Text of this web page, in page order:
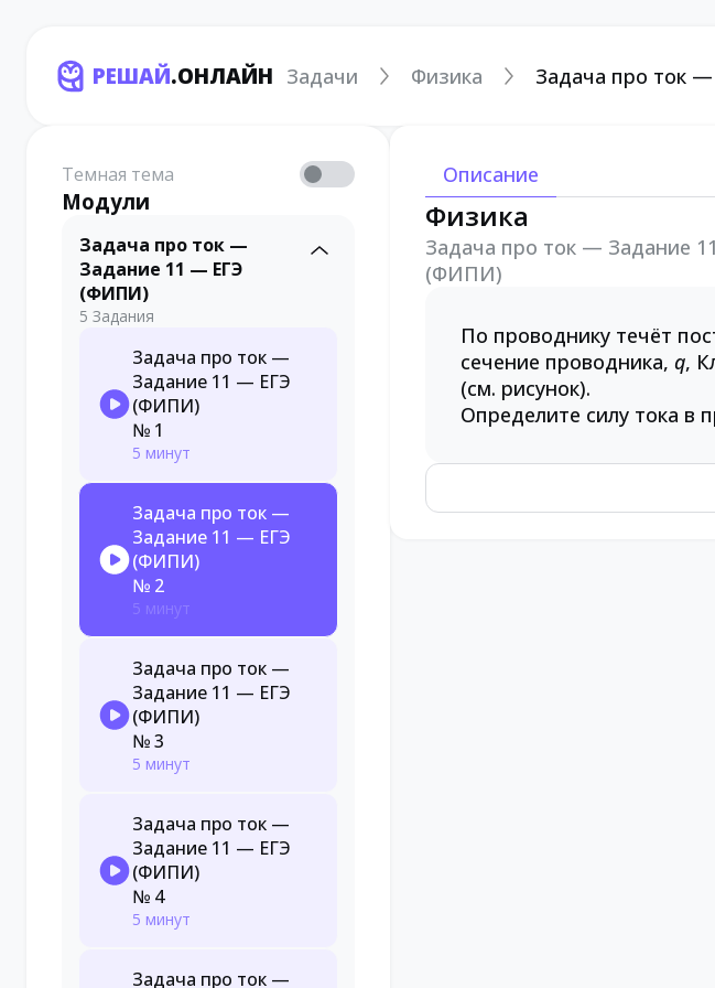
РЕШАЙ.ОНЛАЙН Задачи Физика Задача про ток
Темная тема
Модули
Задача про ток —
Задание 11 — ЕГЭ
(ФИПИ)
5 Задания
Задача про ток —
Задание 11 — ЕГЭ
(ФИПИ)
№ 1
5 минут
Задача про ток —
Задание 11 — ЕГЭ
(ФИПИ)
№ 2
5 минут
Задача про ток —
Задание 11 — ЕГЭ
(ФИПИ)
№ 3
5 минут
Задача про ток —
Задание 11 — ЕГЭ
(ФИПИ)
№ 4
5 минут
Задача про ток —
Описание
Физика
Задача про ток — Задание
(ФИПИ)
По проводнику течёт
сечение проводника, q,
(см. рисунок).
Определите силу тока в